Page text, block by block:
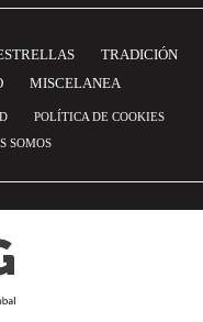
TRADICIÓN
MISCELANEA
POLÍTICA DE COOKIES
SOMOS